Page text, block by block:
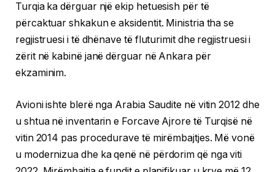
Turqia ka dërguar një ekip hetuesish për të
përcaktuar shkakun e aksidentit. Ministria tha se
regjistruesi i të dhënave të fluturimit dhe regjistruesi i
zërit në kabinë janë dërguar në Ankara për
ekzaminim.
Avioni ishte blerë nga Arabia Saudite në vitin 2012 dhe
u shtua në inventarin e Forcave Ajrore të Turqisë në
vitin 2014 pas procedurave të mirëmbajtjes. Më vonë
u modernizua dhe ka qenë në përdorim që nga viti